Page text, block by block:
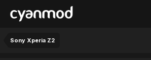
Sony Xperia Z2